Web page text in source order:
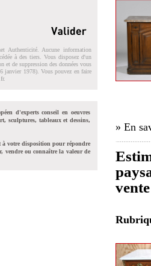
Authenticité. Aucune information
à des tiers. Vous disposez d'un
et de suppression des données vous
janvier 1978). Vous pouvez en faire
.
d'experts conseil en oeuvres
sculptures, tableaux et dessins,
à votre disposition pour répondre
vendre ou connaître la valeur de
» En